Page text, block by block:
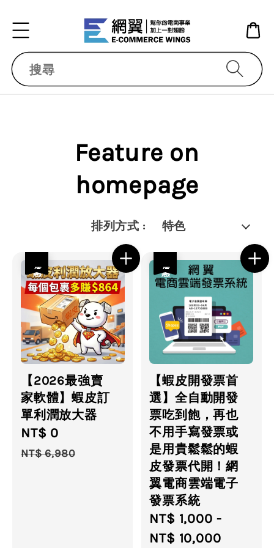
搜尋
Feature on
homepage
排列方式 :
【2026最強賣
家軟體】蝦皮訂
單利潤放大器
Sale
price
NT$ 0
price
NT$ 6,980
【蝦皮開發票首
選】全自動開發
票吃到飽，再也
不用手寫發票或
是用貴鬆鬆的蝦
皮發票代開！網
翼電商雲端電子
發票系統
Sale
price
NT$ 1,000 -
NT$ 10,000